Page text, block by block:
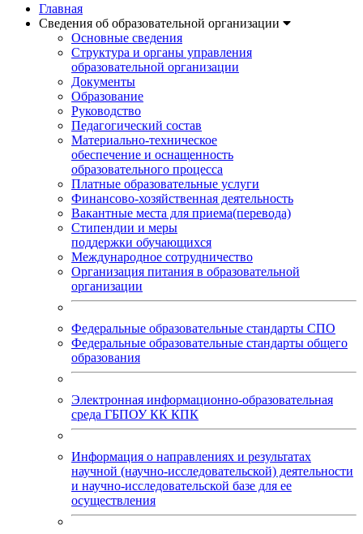
Главная
Сведения об образовательной организации
Основные сведения
Структура и органы управления
образовательной организации
Документы
Образование
Руководство
Педагогический состав
Материально-техническое
обеспечение и оснащенность
образовательного процесса
Платные образовательные услуги
Финансово-хозяйственная деятельность
Вакантные места для приема(перевода)
Стипендии и меры
поддержки обучающихся
Международное сотрудничество
Организация питания в образовательной
организации
Федеральные образовательные стандарты СПО
Федеральные образовательные стандарты общего
образования
Электронная информационно-образовательная
среда ГБПОУ КК КПК
Информация о направлениях и результатах
научной (научно-исследовательской) деятельности
и научно-исследовательской базе для ее
осуществления